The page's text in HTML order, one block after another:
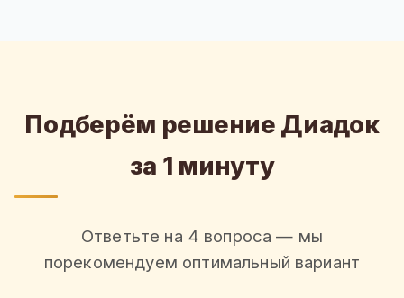
Подберём решение Диадок
за 1 минуту
Ответьте на 4 вопроса — мы
порекомендуем оптимальный вариант